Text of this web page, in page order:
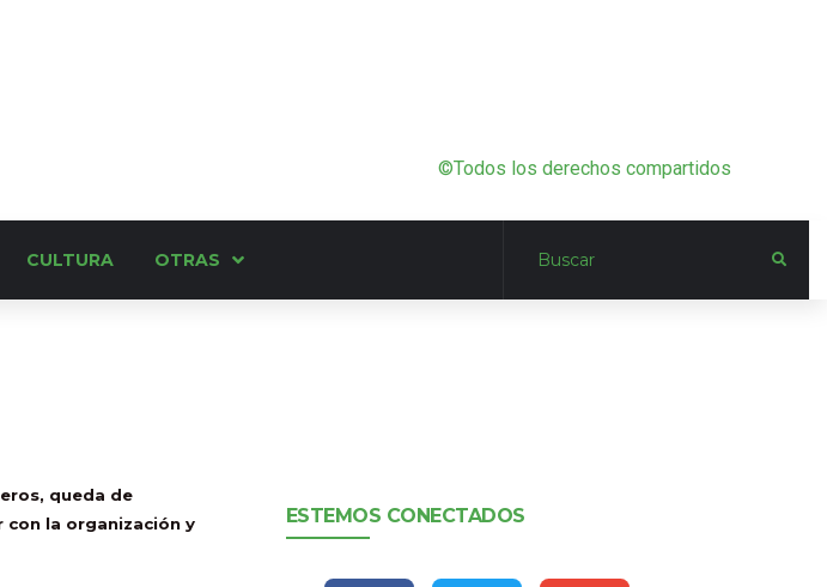
©Todos los derechos compartidos
CULTURA OTRAS
queda de
la organización y
ESTEMOS CONECTADOS